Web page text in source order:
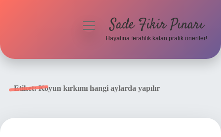
menüyüSade Fikir Pınarı
Hayatına ferahlık katan pratik öneriler!
Etiket:Koyun kırkımı hangi aylarda yapılır